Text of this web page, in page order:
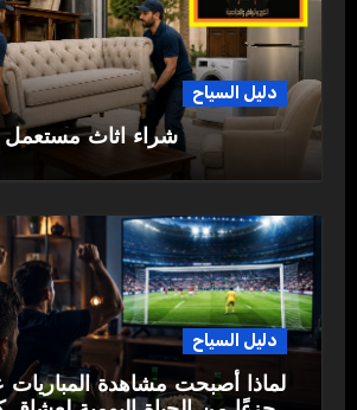
دليل السياح
شراء اثاث مستعمل
دليل السياح
لماذا أصبحت مشاهدة المباريات